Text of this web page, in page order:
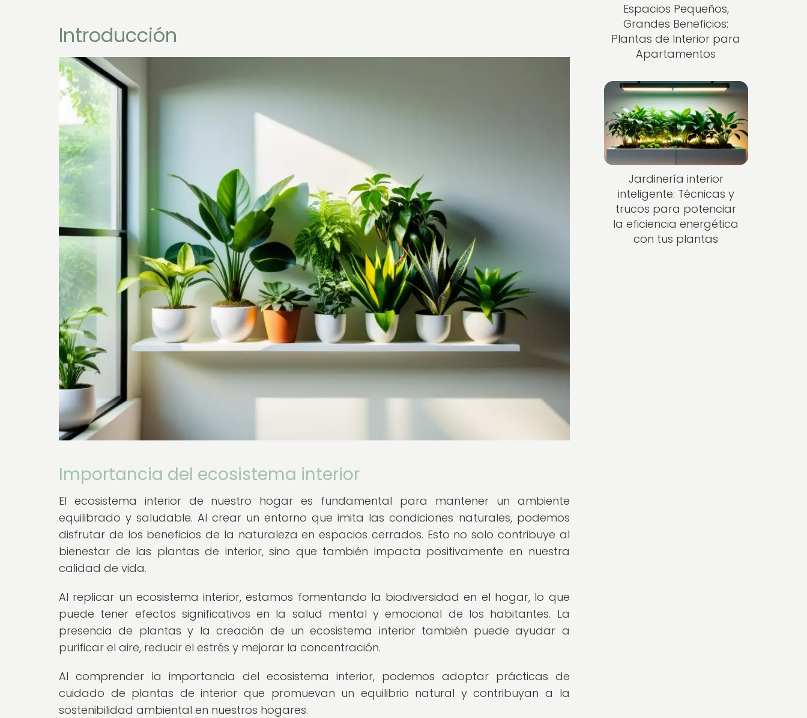
Introducción
Importancia del ecosistema interior
El ecosistema interior de nuestro hogar es fundamental para mantener un ambiente
equilibrado y saludable. Al crear un entorno que imita las condiciones naturales, podemos
disfrutar de los beneficios de la naturaleza en espacios cerrados. Esto no solo contribuye al
bienestar de las plantas de interior, sino que también impacta positivamente en nuestra
calidad de vida.
Al replicar un ecosistema interior, estamos fomentando la biodiversidad en el hogar, lo que
puede tener efectos significativos en la salud mental y emocional de los habitantes. La
presencia de plantas y la creación de un ecosistema interior también puede ayudar a
purificar el aire, reducir el estrés y mejorar la concentración.
Al comprender la importancia del ecosistema interior, podemos adoptar prácticas de
cuidado de plantas de interior que promuevan un equilibrio natural y contribuyan a la
sostenibilidad ambiental en nuestros hogares.
Espacios Pequeños,
Grandes Beneficios:
Plantas de Interior para
Apartamentos
Jardinería interior
inteligente: Técnicas y
trucos para potenciar
la eficiencia energética
con tus plantas